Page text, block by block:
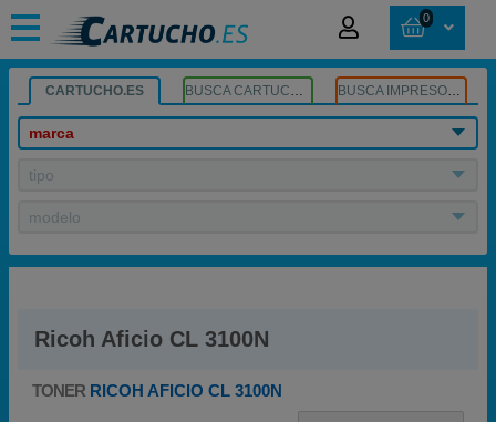
0
CARTUCHO.ES BUSCA CARTUCHOS BUSCA IMPRESORA
marca
tipo
modelo
Ricoh Aficio CL 3100N
TONER RICOH AFICIO CL 3100N